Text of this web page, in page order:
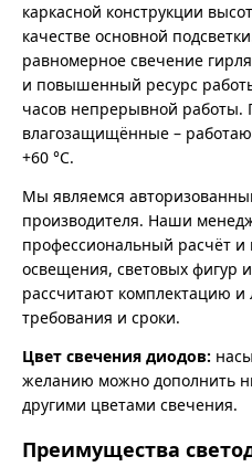
каркасной конструкции
качестве основной
равномерное свечение
и повышенный ресурс
часов непрерывной работы.
влагозащищённые –
+60 °C.
Мы являемся
производителя. Наши
профессиональный расчёт и
освещения, световых фигур
рассчитают комплектацию и
требования и сроки.
Цвет свечения диодов:
желанию можно дополнить
другими цветами свечения.
Преимущества